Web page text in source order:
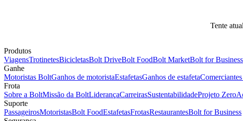
Tente
Produtos
ViagensTrotinetesBicicletasBolt DriveBolt FoodBolt MarketBolt for Business
Ganhe
Motoristas BoltGanhos de motoristaEstafetasGanhos de estafeta
Frota
Sobre a BoltMissão da BoltLiderançaCarreirasSustentabilidadeProjeto Zero
Suporte
PassageirosMotoristasBolt FoodEstafetasFrotasRestaurantesBolt for Business